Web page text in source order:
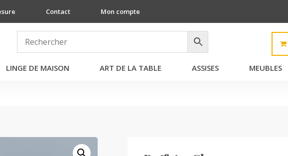
Contact Mon compte
LINGE DE MAISON ART DE LA TABLE ASSISES MEUBLES